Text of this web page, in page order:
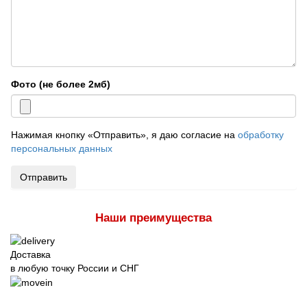
Фото (не более 2мб)
Нажимая кнопку «Отправить», я даю согласие на обработку
персональных данных
Отправить
Наши преимущества
Доставка
в любую точку России и СНГ